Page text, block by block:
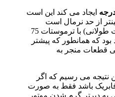
ایجاد می کند این است
از حد نرمال است
(مانند حرکت در سرپایینی به مدت طولانی) با ترموستات 75
از ترموستات 83 خواهد بود که همانطور که پیشتر
قطعات منجر به
نتیجه می رسیم که اگر
فابریک باشد فقط به صورت